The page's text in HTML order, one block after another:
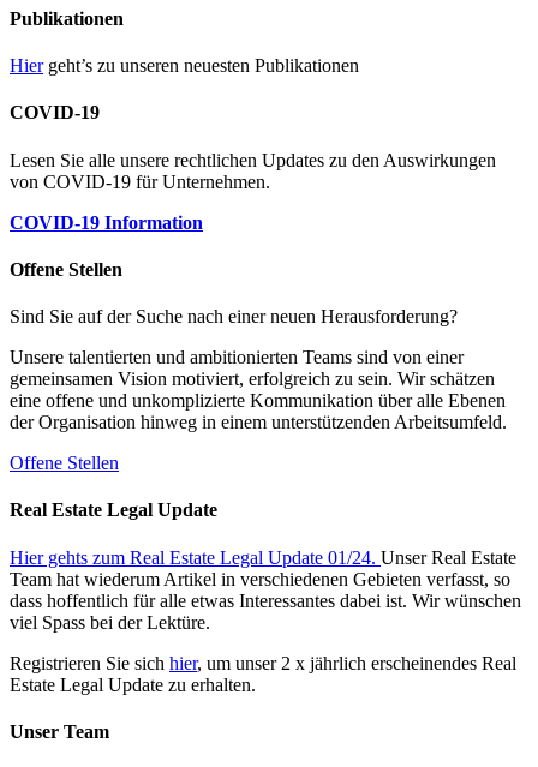
Publikationen
Hiergeht’s zu unseren neuesten Publikationen
COVID-19
Lesen Sie alle unsere rechtlichen Updates zu den Auswirkungen
von COVID-19 für Unternehmen.
COVID-19 Information
Offene Stellen
Sind Sie auf der Suche nach einer neuen Herausforderung?
Unsere talentierten und ambitionierten Teams sind von einer
gemeinsamen Vision motiviert, erfolgreich zu sein. Wir schätzen
eine offene und unkomplizierte Kommunikation über alle Ebenen
der Organisation hinweg in einem unterstützenden Arbeitsumfeld.
Offene Stellen
Real Estate Legal Update
Hier gehts zum Real Estate Legal Update 01/24. Unser Real Estate
Team hat wiederum Artikel in verschiedenen Gebieten verfasst, so
dass hoffentlich für alle etwas Interessantes dabei ist. Wir wünschen
viel Spass bei der Lektüre.
Registrieren Sie sich hier, um unser 2 x jährlich erscheinendes Real
Estate Legal Update zu erhalten.
Unser Team